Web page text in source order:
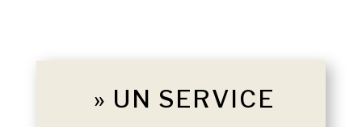
» UN SERVICE